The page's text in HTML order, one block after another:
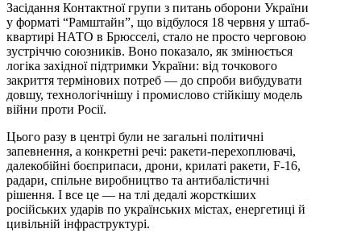
Засідання Контактної групи з питань оборони України
у форматі “Рамштайн”, що відбулося 18 червня у штаб-
квартирі НАТО в Брюсселі, стало не просто черговою
зустріччю союзників. Воно показало, як змінюється
логіка західної підтримки України: від точкового
закриття термінових потреб — до спроби вибудувати
довшу, технологічнішу і промислово стійкішу модель
війни проти Росії.
Цього разу в центрі були не загальні політичні
запевнення, а конкретні речі: ракети-перехоплювачі,
далекобійні боєприпаси, дрони, крилаті ракети, F-16,
радари, спільне виробництво та антибалістичні
рішення. І все це — на тлі дедалі жорсткіших
російських ударів по українських містах, енергетиці й
цивільній інфраструктурі.